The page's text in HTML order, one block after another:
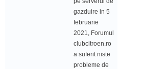
gazduire in 5
februarie
2021, Forumul
clubcitroen.ro
a suferit niste
probleme de